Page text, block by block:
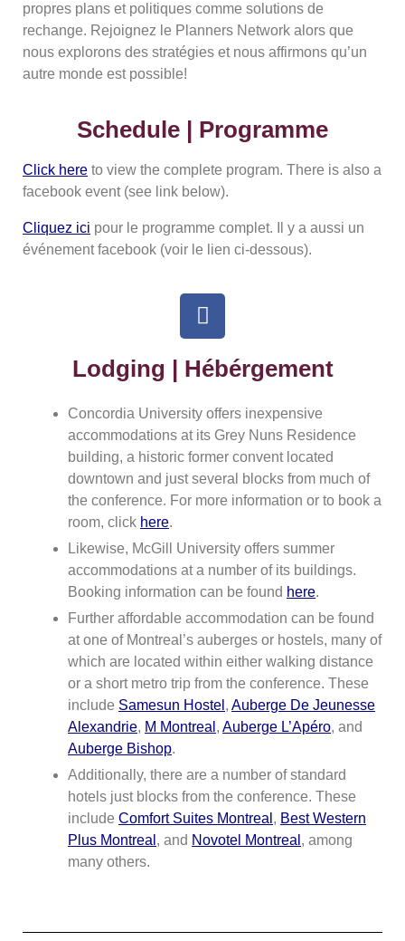
propres plans et politiques comme solutions de
rechange. Rejoignez le Planners Network alors que
nous explorons des stratégies et nous affirmons qu’un
autre monde est possible!
Schedule | Programme
Click here to view the complete program. There is also a
facebook event (see link below).
Cliquez ici pour le programme complet. Il y a aussi un
événement facebook (voir le lien ci-dessous).
Lodging | Hébérgement
Concordia University offers inexpensive
accommodations at its Grey Nuns Residence
building, a historic former convent located
downtown and just several blocks from much of
the conference. For more information or to book a
room, click here.
Likewise, McGill University offers summer
accommodations at a number of its buildings.
Booking information can be found here.
Further affordable accommodation can be found
at one of Montreal’s auberges or hostels, many of
which are located within either walking distance
or a short metro trip from the conference. These
include Samesun Hostel , Auberge De Jeunesse
Alexandrie, M Montreal , Auberge L’Apéro, and
Auberge Bishop.
Additionally, there are a number of standard
hotels just blocks from the conference. These
include Comfort Suites Montreal , Best Western
Plus Montreal , and Novotel Montreal , among
many others.